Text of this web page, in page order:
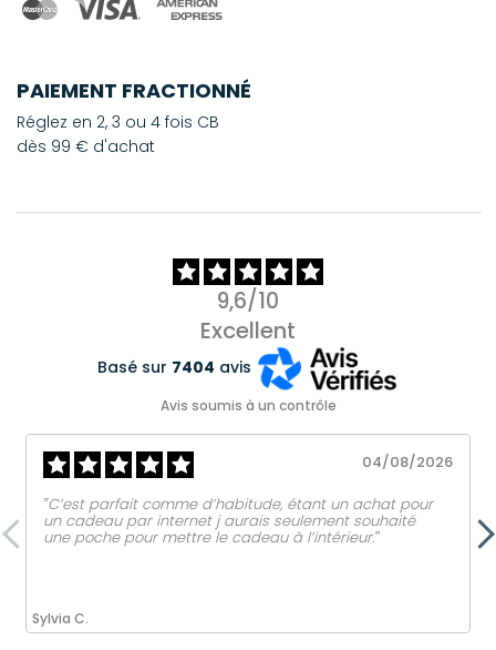
PAIEMENT FRACTIONNÉ
Réglez en 2, 3 ou 4 fois CB
dès 99 € d'achat
9,6/10
Excellent
Basé sur 7404 avis
Avis soumis à un contrôle
Sylvia C.
04/08/2026
‟C’est parfait comme d’habitude, étant un achat pour
un cadeau par internet j aurais seulement souhaité
une poche pour mettre le cadeau à l’intérieur.ˮ